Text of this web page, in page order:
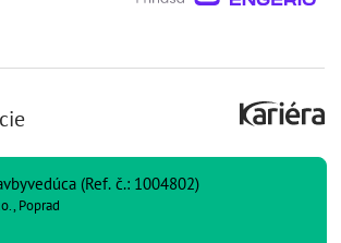
(Ref. č.: 1004802)
Poprad